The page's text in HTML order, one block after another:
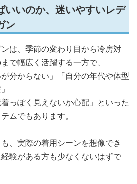
いいのか、迷いやすいレデ
ン
は、季節の変わり目から冷房対
で幅広く活躍する一方で、
が分からない」「自分の年代や体型
着っぽく見えないか心配」といった
ムでもあります。
、実際の着用シーンを想像でき
験がある方も少なくないはずで